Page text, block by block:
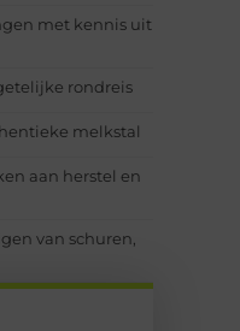
met kennis uit
rondreis
melkstal
aan herstel en
van schuren,